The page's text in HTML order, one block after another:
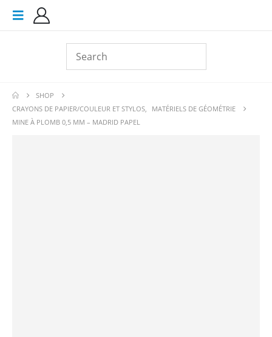
SHOP
CRAYONS DE PAPIER/COULEUR ET STYLOS,
MATÉRIELS DE GÉOMÉTRIE
MINE À PLOMB 0,5 MM – MADRID PAPEL